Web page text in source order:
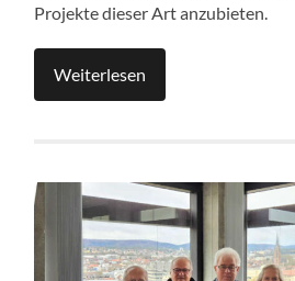
Projekte dieser Art anzubieten.
Weiterlesen